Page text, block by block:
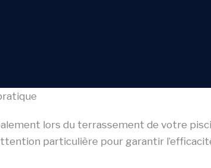
lors du terrassement de votre
particulière pour garantir